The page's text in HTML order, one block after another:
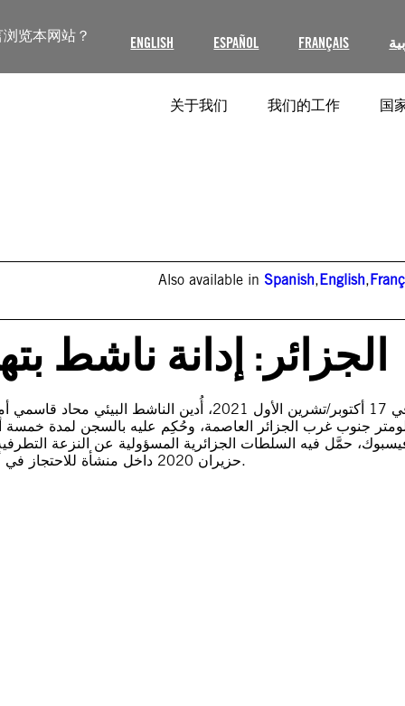
览本网站？ ENGLISH ESPAÑOL FRANÇAIS
关于我们 我们的工作 国
Also available inSpanish,English,
“الجزائر: إدانة ناشط
جنوب غرب الجزائر العاصمة، وحُكِم عليه بالسجن لمدة خمسة
حزيران 2020 داخل منشأة للاحتجاز في أدرار. وعلى السلطات إلغاء حكم إدانته وإطلاق سراحه على الفور.